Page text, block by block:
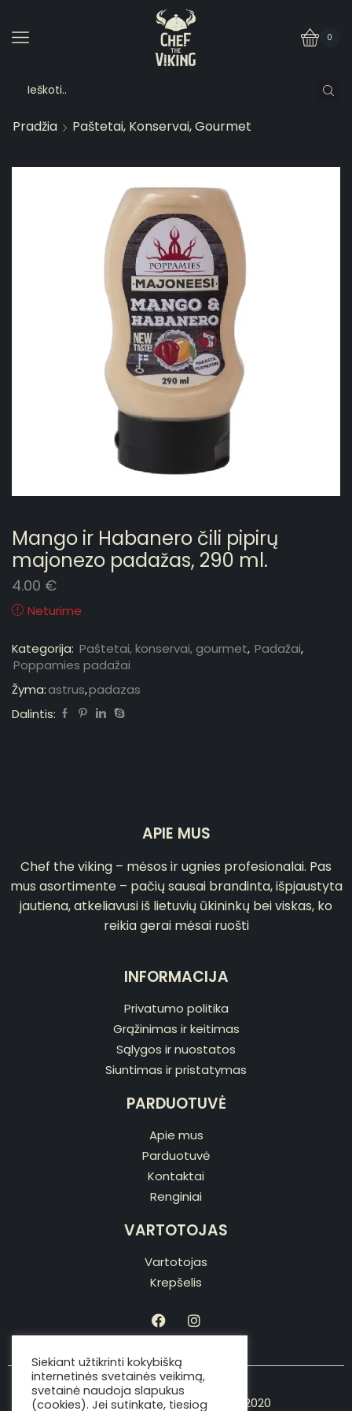
0
Pradžia Paštetai, Konservai, Gourmet
Mango ir Habanero čili pipirų
majonezo padažas, 290 ml.
4.00 €
Neturime
Kategorija: Paštetai, konservai, gourmet, Padažai,
Poppamies padažai
Žyma:astrus,padazas
Dalintis:
APIE MUS
Chef the viking – mėsos ir ugnies profesionalai. Pas
mus asortimente – pačių sausai brandinta, išpjaustyta
jautiena, atkeliavusi iš lietuvių ūkininkų bei viskas, ko
reikia gerai mėsai ruošti
INFORMACIJA
Privatumo politika
Grąžinimas ir keitimas
Sąlygos ir nuostatos
Siuntimas ir pristatymas
PARDUOTUVĖ
Apie mus
Parduotuvė
Kontaktai
Renginiai
VARTOTOJAS
Vartotojas
Krepšelis
Copyright © Viking the chef 2020
Siekiant užtikrinti kokybišką
internetinės svetainės veikimą,
svetainė naudoja slapukus
(cookies). Jei sutinkate, tiesiog